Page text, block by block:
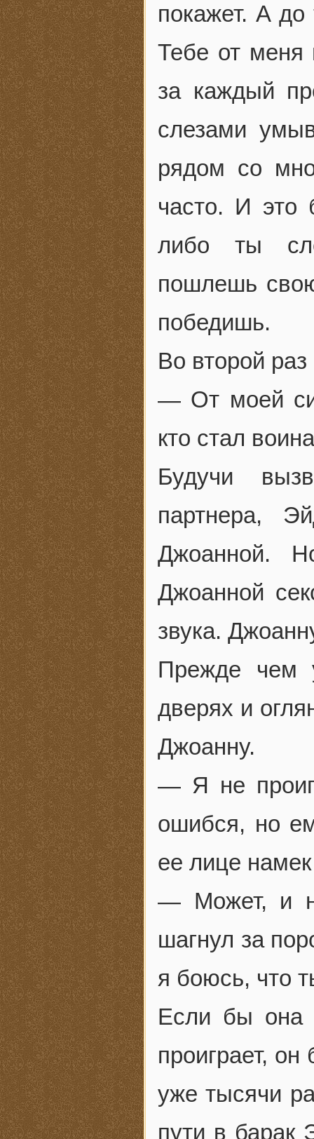
покажет. А до
Тебе от меня
за каждый
слезами
рядом со
часто. И это
либо ты
пошлешь
победишь.
Во второй
— От моей
кто стал
Будучи
партнера,
Джоанной.
Джоанной
звука.
Прежде чем
дверях и
Джоанну.
— Я не
ошибся, но
ее лице
— Может, и
шагнул за
я боюсь, что
Если бы она
проиграет,
уже тысячи
пути в барак